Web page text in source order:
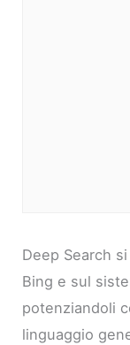
Deep Search
Bing e sul
potenziandoli
linguaggio